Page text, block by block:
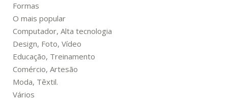
Formas
O mais popular
Computador, Alta tecnologia
Design, Foto, Vídeo
Educação, Treinamento
Comércio, Artesão
Moda, Têxtil.
Vários